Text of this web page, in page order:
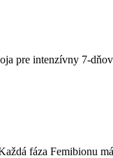
pre intenzívny 7-
fáza Femibionu